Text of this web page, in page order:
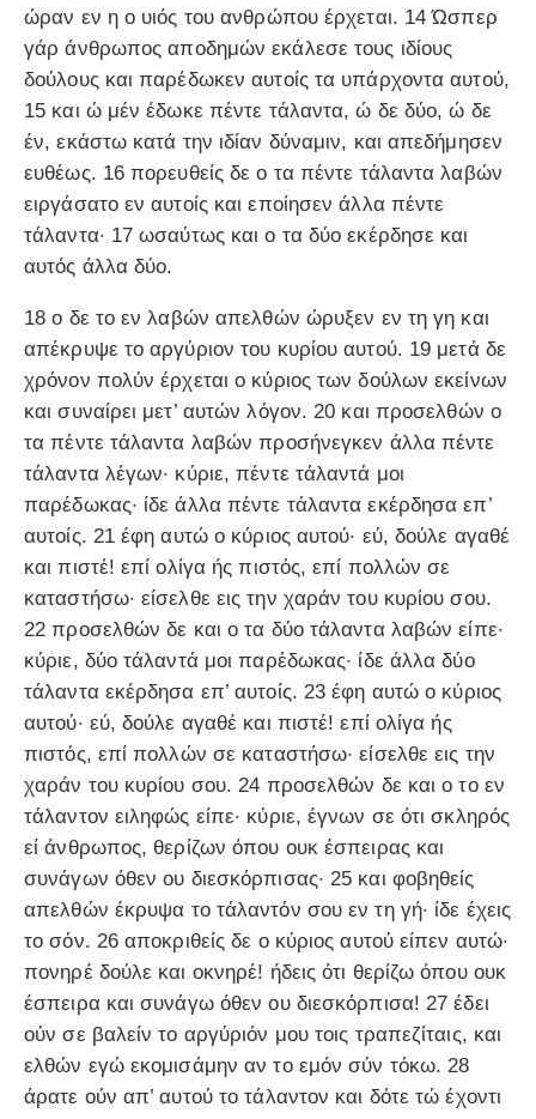
ώραν εν η ο υιός του ανθρώπου έρχεται. 14 Ώσπερ
γάρ άνθρωπος αποδημών εκάλεσε τους ιδίους
δούλους και παρέδωκεν αυτοίς τα υπάρχοντα αυτού,
15 και ώ μέν έδωκε πέντε τάλαντα, ώ δε δύο, ώ δε
έν, εκάστω κατά την ιδίαν δύναμιν, και απεδήμησεν
ευθέως. 16 πορευθείς δε ο τα πέντε τάλαντα λαβών
ειργάσατο εν αυτοίς και εποίησεν άλλα πέντε
τάλαντα· 17 ωσαύτως και ο τα δύο εκέρδησε και
αυτός άλλα δύο.
18 ο δε το εν λαβών απελθών ώρυξεν εν τη γη και
απέκρυψε το αργύριον του κυρίου αυτού. 19 μετά δε
χρόνον πολύν έρχεται ο κύριος των δούλων εκείνων
και συναίρει μετ’ αυτών λόγον. 20 και προσελθών ο
τα πέντε τάλαντα λαβών προσήνεγκεν άλλα πέντε
τάλαντα λέγων· κύριε, πέντε τάλαντά μοι
παρέδωκας· ίδε άλλα πέντε τάλαντα εκέρδησα επ’
αυτοίς. 21 έφη αυτώ ο κύριος αυτού· εύ, δούλε αγαθέ
και πιστέ! επί ολίγα ής πιστός, επί πολλών σε
καταστήσω· είσελθε εις την χαράν του κυρίου σου.
22 προσελθών δε και ο τα δύο τάλαντα λαβών είπε·
κύριε, δύο τάλαντά μοι παρέδωκας· ίδε άλλα δύο
τάλαντα εκέρδησα επ’ αυτοίς. 23 έφη αυτώ ο κύριος
αυτού· εύ, δούλε αγαθέ και πιστέ! επί ολίγα ής
πιστός, επί πολλών σε καταστήσω· είσελθε εις την
χαράν του κυρίου σου. 24 προσελθών δε και ο το εν
τάλαντον ειληφώς είπε· κύριε, έγνων σε ότι σκληρός
εί άνθρωπος, θερίζων όπου ουκ έσπειρας και
συνάγων όθεν ου διεσκόρπισας· 25 και φοβηθείς
απελθών έκρυψα το τάλαντόν σου εν τη γή· ίδε έχεις
το σόν. 26 αποκριθείς δε ο κύριος αυτού είπεν αυτώ·
πονηρέ δούλε και οκνηρέ! ήδεις ότι θερίζω όπου ουκ
έσπειρα και συνάγω όθεν ου διεσκόρπισα! 27 έδει
ούν σε βαλείν το αργύριόν μου τοις τραπεζίταις, και
ελθών εγώ εκομισάμην αν το εμόν σύν τόκω. 28
άρατε ούν απ’ αυτού το τάλαντον και δότε τώ έχοντι